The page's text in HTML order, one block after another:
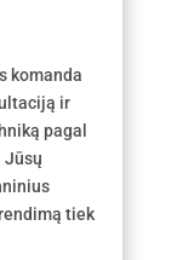
komanda
ir
pagal
Jūsų
tiek